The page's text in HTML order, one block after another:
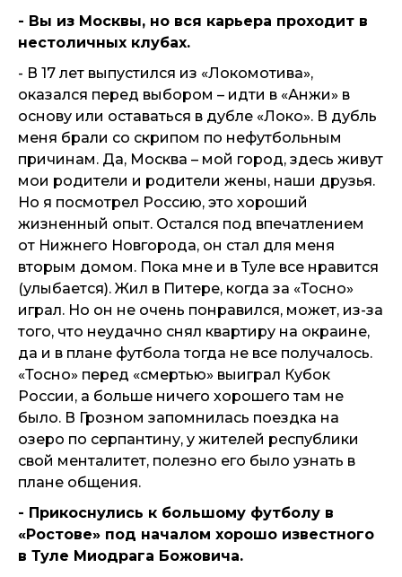
- Вы из Москвы, но вся карьера проходит в
нестоличных клубах.
- В 17 лет выпустился из «Локомотива»,
оказался перед выбором – идти в «Анжи» в
основу или оставаться в дубле «Локо». В дубль
меня брали со скрипом по нефутбольным
причинам. Да, Москва – мой город, здесь живут
мои родители и родители жены, наши друзья.
Но я посмотрел Россию, это хороший
жизненный опыт. Остался под впечатлением
от Нижнего Новгорода, он стал для меня
вторым домом. Пока мне и в Туле все нравится
(улыбается). Жил в Питере, когда за «Тосно»
играл. Но он не очень понравился, может, из-за
того, что неудачно снял квартиру на окраине,
да и в плане футбола тогда не все получалось.
«Тосно» перед «смертью» выиграл Кубок
России, а больше ничего хорошего там не
было. В Грозном запомнилась поездка на
озеро по серпантину, у жителей республики
свой менталитет, полезно его было узнать в
плане общения.
- Прикоснулись к большому футболу в
«Ростове» под началом хорошо известного
в Туле Миодрага Божовича.